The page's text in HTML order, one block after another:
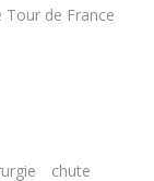
de France
chute